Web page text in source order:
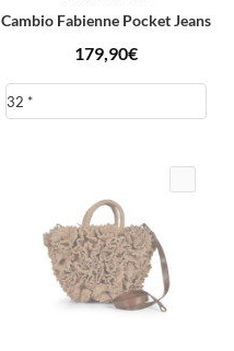
Cambio Fabienne Pocket Jeans
179,90€